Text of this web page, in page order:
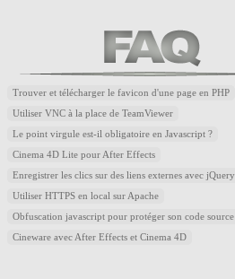
Trouver et télécharger le favicon d'une page en PHP
Utiliser VNC à la place de TeamViewer
Le point virgule est-il obligatoire en Javascript ?
Cinema 4D Lite pour After Effects
Enregistrer les clics sur des liens externes avec jQuery
Utiliser HTTPS en local sur Apache
Obfuscation javascript pour protéger son code source
Cineware avec After Effects et Cinema 4D